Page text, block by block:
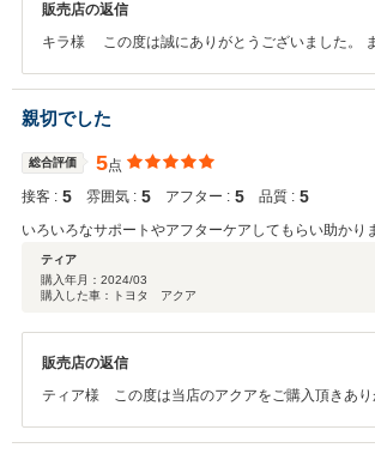
販売店の返信
キラ様 この度は誠にありがとうございました。 また、このような高
けることがなによりです。 また定期点検の際はよ
ます。 今後ともよろしくお願いいたします♪
親切でした
総合評価 5点
接客 : 5 雰囲気 : 5 アフター : 5 品質 : 5
いろいろなサポートやアフターケアしてもらい助かり
ティア
購入年月： 2024/03
購入した車：トヨタ アクア
販売店の返信
ティア様 この度は当店のアクアをご購入頂きあり
幸いです。 今後とも末永いお付き合いを宜しくお